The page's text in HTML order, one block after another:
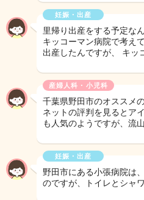
妊娠・出産
里帰り出産をする予定な
キッコーマン病院で考え
出産したんですが、 キッ
産婦人科・小児科
千葉県野田市のオススメ
ネットの評判を見るとア
も人気のようですが、流
妊娠・出産
野田市にある小張病院は
のですが、トイレとシャ